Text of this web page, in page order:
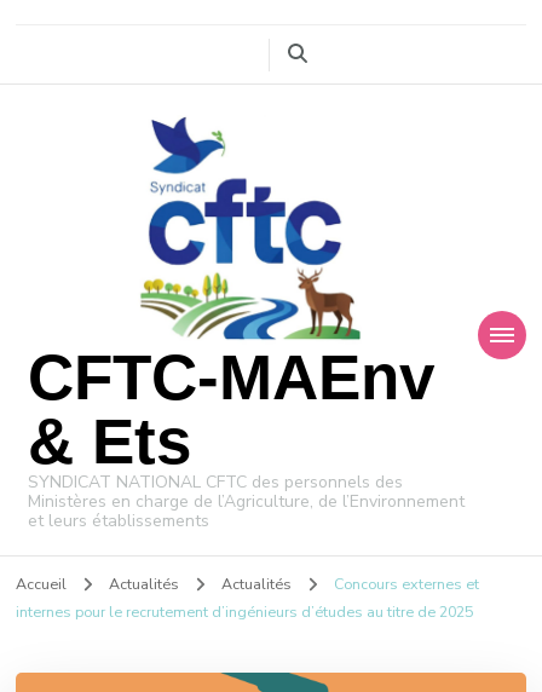
CFTC-MAEnv
& Ets
SYNDICAT NATIONAL CFTC des personnels des
Ministères en charge de l’Agriculture, de l’Environnement
et leurs établissements
Accueil Actualités Actualités
Concours externes et
internes pour le recrutement d’ingénieurs d’études au titre de 2025